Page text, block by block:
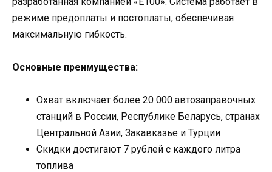
режиме предоплаты и постоплаты, обеспечивая
максимальную гибкость.
Основные преимущества:
Охват включает более 20 000 автозаправочных
станций в России, Республике Беларусь, странах
Центральной Азии, Закавказье и Турции
Скидки достигают 7 рублей с каждого литра
топлива